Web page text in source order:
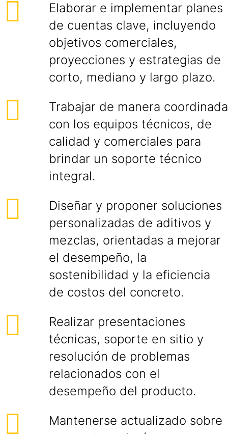
Elaborar e implementar planes
de cuentas clave, incluyendo
objetivos comerciales,
proyecciones y estrategias de
corto, mediano y largo plazo.
Trabajar de manera coordinada
con los equipos técnicos, de
calidad y comerciales para
brindar un soporte técnico
integral.
Diseñar y proponer soluciones
personalizadas de aditivos y
mezclas, orientadas a mejorar
el desempeño, la
sostenibilidad y la eficiencia
de costos del concreto.
Realizar presentaciones
técnicas, soporte en sitio y
resolución de problemas
relacionados con el
desempeño del producto.
Mantenerse actualizado sobre